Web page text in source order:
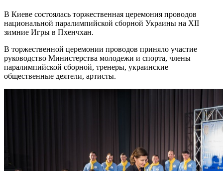
В Киеве состоялась торжественная церемония проводов
национальной паралимпийской сборной Украины на XII
зимние Игры в Пхенчхан.
В торжественной церемонии проводов приняло участие
руководство Министерства молодежи и спорта, члены
паралимпийской сборной, тренеры, украинские
общественные деятели, артисты.